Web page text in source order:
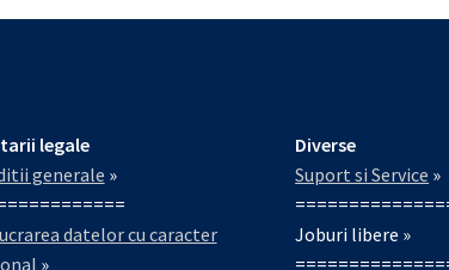
legale
generale »
datelor cu caracter
»
Diverse
Suport si Service »
Joburi libere »